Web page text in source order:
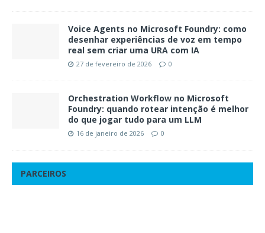
Voice Agents no Microsoft Foundry: como
desenhar experiências de voz em tempo
real sem criar uma URA com IA
27 de fevereiro de 2026 0
Orchestration Workflow no Microsoft
Foundry: quando rotear intenção é melhor
do que jogar tudo para um LLM
16 de janeiro de 2026 0
PARCEIROS